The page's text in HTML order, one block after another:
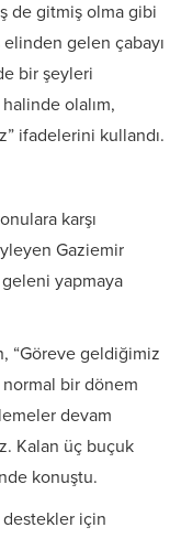
de gitmiş olma gibi
gelen çabayı
bir şeyleri
olalım,
ifadelerini kullandı.
karşı
Gaziemir
geleni yapmaya
“Göreve geldiğimiz
bir dönem
devam
Kalan üç buçuk
konuştu.
için